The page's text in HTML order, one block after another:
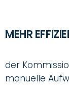
MEHR
der
manuelle